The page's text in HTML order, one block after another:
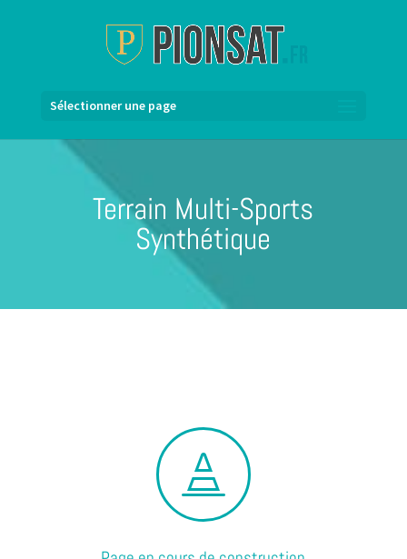
Sélectionner une page
Terrain Multi-Sports
Synthétique
